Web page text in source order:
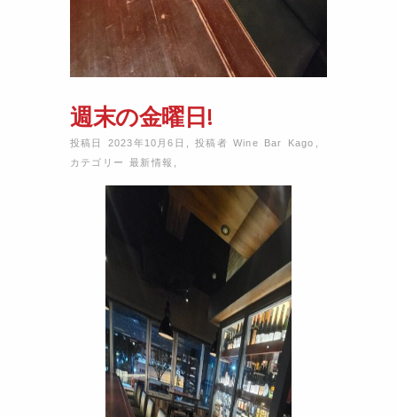
週末の金曜日!
投稿日 2023年10月6日 ,投稿者Wine Bar Kago
カテゴリー最新情報